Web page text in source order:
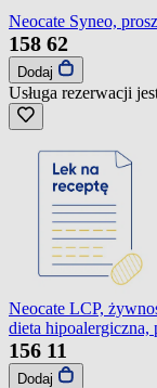
Neocate Syneo,
158 62
Dodaj
Usługa rezerwacji
Neocate LCP,
dieta hipoalergiczna,
156 11
Dodaj